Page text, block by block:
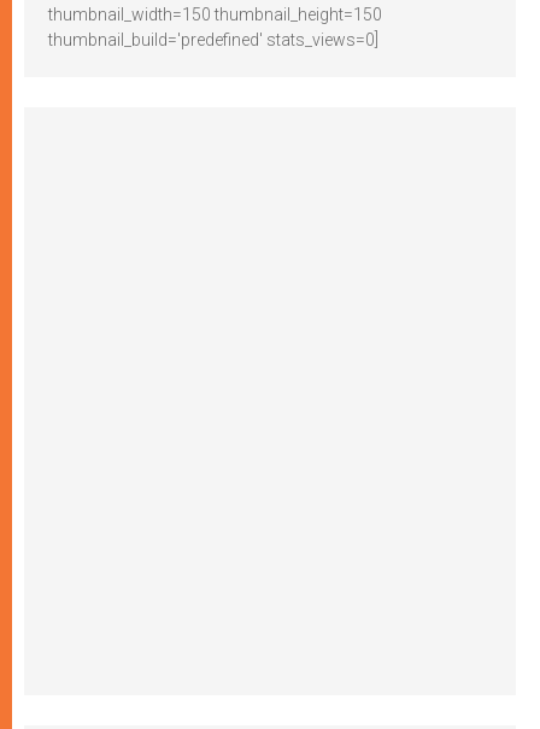
thumbnail_width=150 thumbnail_height=150
thumbnail_build='predefined' stats_views=0]